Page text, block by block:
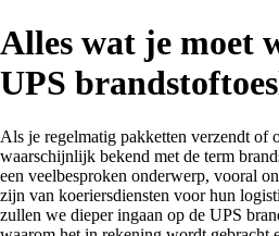
Alles wat je moet
UPS
Als je regelmatig pakketten verzendt of
waarschijnlijk bekend met de term
een veelbesproken onderwerp, vooral
zijn van koeriersdiensten voor hun
zullen we dieper ingaan op de UPS